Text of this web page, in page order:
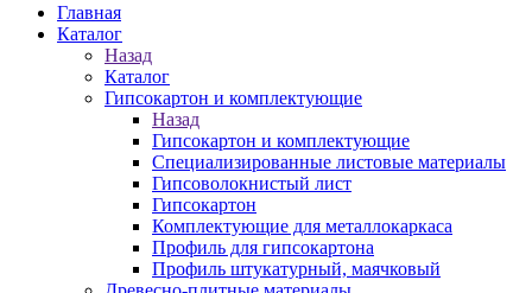
Главная
Каталог
Назад
Каталог
Гипсокартон и комплектующие
Назад
Гипсокартон и комплектующие
Специализированные листовые материалы
Гипсоволокнистый лист
Гипсокартон
Комплектующие для металлокаркаса
Профиль для гипсокартона
Профиль штукатурный, маячковый